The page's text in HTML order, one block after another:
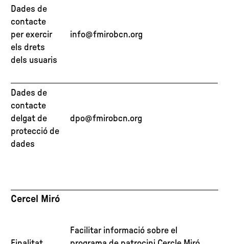
Dades de
contacte
per exercir
els drets
dels usuaris
info@fmirobcn.org
Dades de
contacte
delgat de
protecció de
dades
dpo@fmirobcn.org
Cercel Miró
Facilitar informació sobre el